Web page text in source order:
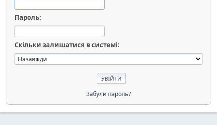
Пароль:
Скільки залишатися в системі:
Забули пароль?